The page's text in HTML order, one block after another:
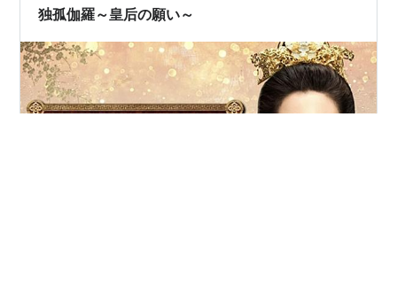
金もかかりません。これなら気軽に試せるし…
独孤伽羅～皇后の願い～